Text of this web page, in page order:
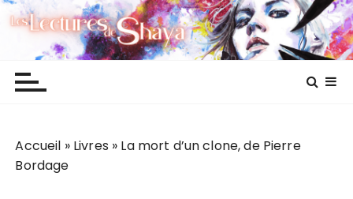
P
Les lectures de Shaya
Accueil » Livres » La mort d’un clone, de Pierre
Bordage